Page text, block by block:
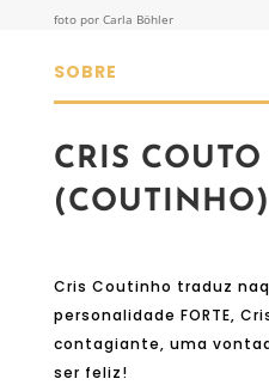
foto por Carla Böhler
SOBRE
CRIS COUTO
(COUTINHO)
Cris Coutinho traduz
personalidade FORTE,
contagiante, uma
ser feliz!